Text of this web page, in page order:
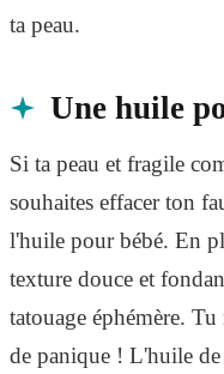
ta peau.
Une huile
Si ta peau et fragile
souhaites effacer ton
l'huile pour bébé. En
texture douce et
tatouage éphémère.
de panique ! L'huile